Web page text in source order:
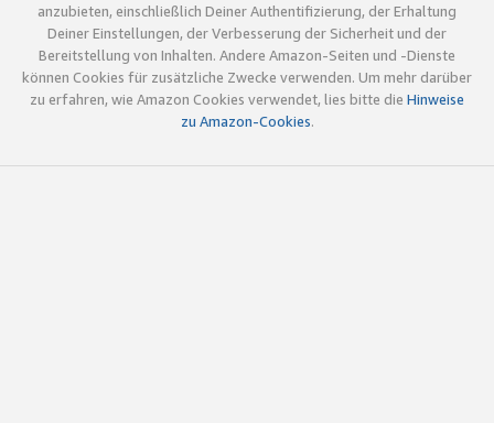
anzubieten, einschließlich Deiner Authentifizierung, der Erhaltung
Deiner Einstellungen, der Verbesserung der Sicherheit und der
Bereitstellung von Inhalten. Andere Amazon-Seiten und -Dienste
können Cookies für zusätzliche Zwecke verwenden. Um mehr darüber
zu erfahren, wie Amazon Cookies verwendet, lies bitte die Hinweise
zu Amazon-Cookies.